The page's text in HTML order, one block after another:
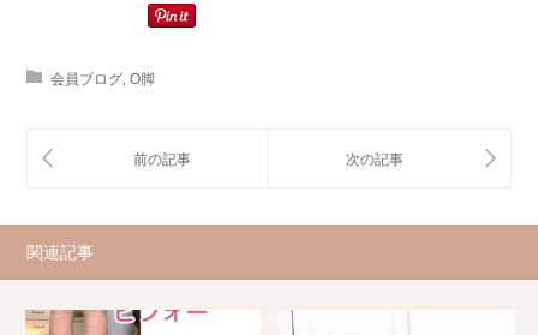
会員ブログ O脚
関連記事